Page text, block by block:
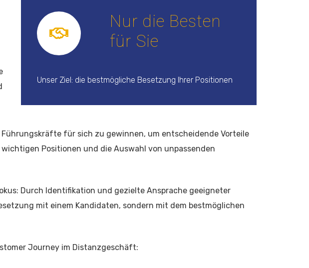
Nur die Besten
für Sie
Unser Ziel: die bestmögliche Besetzung Ihrer Positionen
für sich zu gewinnen, um entscheidende Vorteile
Positionen und die Auswahl von unpassenden
Durch Identifikation und gezielte Ansprache geeigneter
mit einem Kandidaten, sondern mit dem bestmöglichen
Journey im Distanzgeschäft: